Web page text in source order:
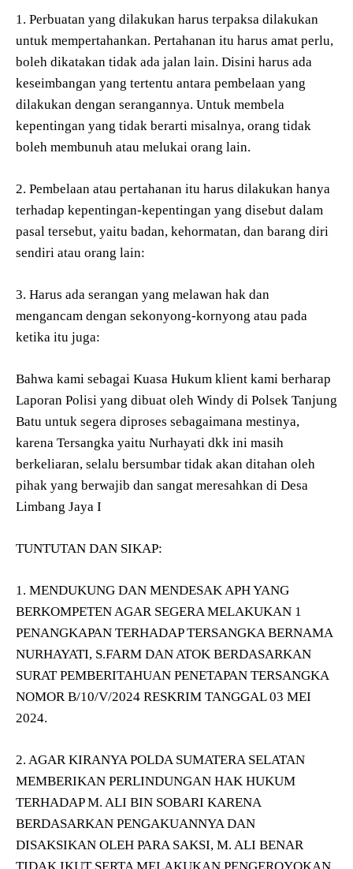
1. Perbuatan yang dilakukan harus terpaksa dilakukan
untuk mempertahankan. Pertahanan itu harus amat perlu,
boleh dikatakan tidak ada jalan lain. Disini harus ada
keseimbangan yang tertentu antara pembelaan yang
dilakukan dengan serangannya. Untuk membela
kepentingan yang tidak berarti misalnya, orang tidak
boleh membunuh atau melukai orang lain.
2. Pembelaan atau pertahanan itu harus dilakukan hanya
terhadap kepentingan-kepentingan yang disebut dalam
pasal tersebut, yaitu badan, kehormatan, dan barang diri
sendiri atau orang lain:
3. Harus ada serangan yang melawan hak dan
mengancam dengan sekonyong-kornyong atau pada
ketika itu juga:
Bahwa kami sebagai Kuasa Hukum klient kami berharap
Laporan Polisi yang dibuat oleh Windy di Polsek Tanjung
Batu untuk segera diproses sebagaimana mestinya,
karena Tersangka yaitu Nurhayati dkk ini masih
berkeliaran, selalu bersumbar tidak akan ditahan oleh
pihak yang berwajib dan sangat meresahkan di Desa
Limbang Jaya I
TUNTUTAN DAN SIKAP:
1. MENDUKUNG DAN MENDESAK APH YANG
BERKOMPETEN AGAR SEGERA MELAKUKAN 1
PENANGKAPAN TERHADAP TERSANGKA BERNAMA
NURHAYATI, S.FARM DAN ATOK BERDASARKAN
SURAT PEMBERITAHUAN PENETAPAN TERSANGKA
NOMOR B/10/V/2024 RESKRIM TANGGAL 03 MEI
2024.
2. AGAR KIRANYA POLDA SUMATERA SELATAN
MEMBERIKAN PERLINDUNGAN HAK HUKUM
TERHADAP M. ALI BIN SOBARI KARENA
BERDASARKAN PENGAKUANNYA DAN
DISAKSIKAN OLEH PARA SAKSI, M. ALI BENAR
TIDAK IKUT SERTA MELAKUKAN PENGEROYOKAN